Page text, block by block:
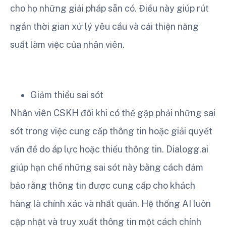
cho họ những giải pháp sẵn có. Điều này giúp rút
ngắn thời gian xử lý yêu cầu và cải thiện năng
suất làm việc của nhân viên.
Giảm thiểu sai sót
Nhân viên CSKH đôi khi có thể gặp phải những sai
sót trong việc cung cấp thông tin hoặc giải quyết
vấn đề do áp lực hoặc thiếu thông tin. Dialogg.ai
giúp hạn chế những sai sót này bằng cách đảm
bảo rằng thông tin được cung cấp cho khách
hàng là chính xác và nhất quán. Hệ thống AI luôn
cập nhật và truy xuất thông tin một cách chính